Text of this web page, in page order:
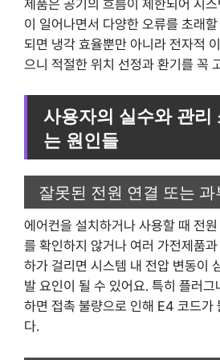
제품은 공기의 흐름이 제한되어 시
이 일어나면서 다양한 오류를 초래
되면 냉각 효율뿐만 아니라 전자적
으니 적절한 위치 선정과 환기를 꼭
사용자의 실수와 관리
는 원인들
잘못된 전원 연결 또는
에어컨을 설치하거나 사용할 때 전
를 확인하지 않거나 여러 가전제품
하가 걸리면 시스템 내 전압 변동이
발 요인이 될 수 있어요. 특히 플러
하면 접촉 불량으로 인해 E4 코드가
다.